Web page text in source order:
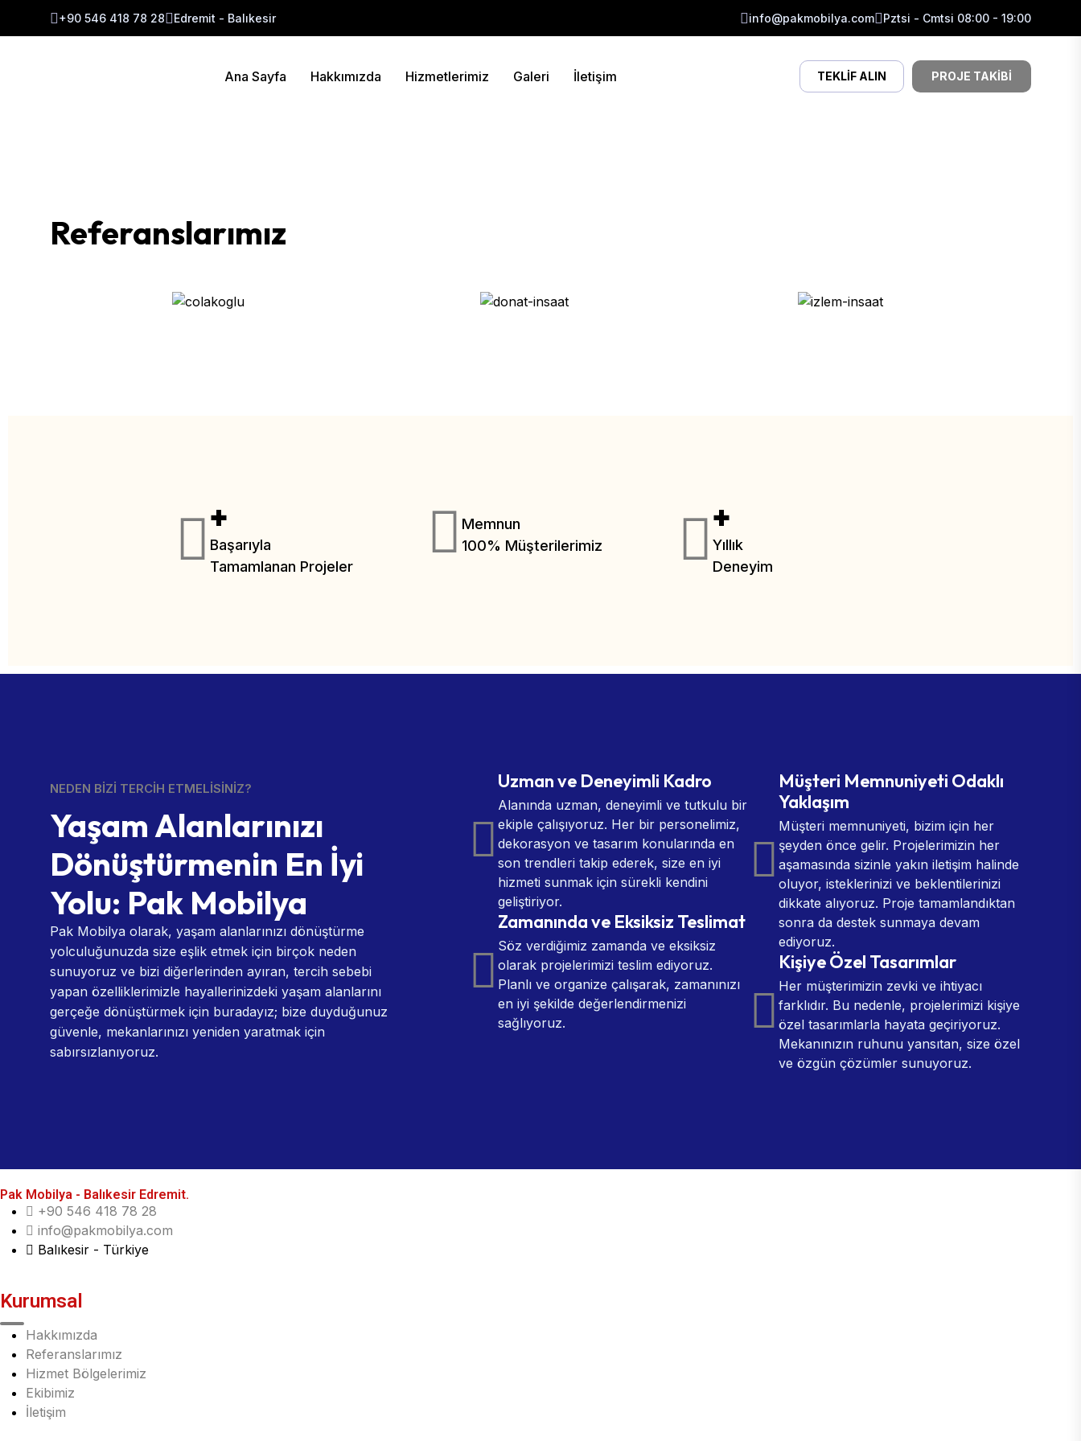
+90 546 418 78 28 Edremit - Balıkesir info@pakmobilya.com Pztsi - Cmtsi 08:00 - 19:00
Ana Sayfa Hakkımızda Hizmetlerimiz Galeri İletişim TEKLIF ALIN PROJE TAKIBI
Referanslarımız
+
Başarıyla
Tamamlanan Projeler
Memnun
100% Müşterilerimiz
+
Yıllık
Deneyim
NEDEN BIZI TERCIH ETMELISINIZ?
Yaşam Alanlarınızı
Dönüştürmenin En İyi
Yolu: Pak Mobilya
Pak Mobilya olarak, yaşam alanlarınızı dönüştürme
yolculuğunuzda size eşlik etmek için birçok neden
sunuyoruz ve bizi diğerlerinden ayıran, tercih sebebi
yapan özelliklerimizle hayallerinizdeki yaşam alanlarını
gerçeğe dönüştürmek için buradayız; bize duyduğunuz
güvenle, mekanlarınızı yeniden yaratmak için
sabırsızlanıyoruz.
Uzman ve Deneyimli Kadro
Alanında uzman, deneyimli ve tutkulu bir
ekiple çalışıyoruz. Her bir personelimiz,
dekorasyon ve tasarım konularında en
son trendleri takip ederek, size en iyi
hizmeti sunmak için sürekli kendini
geliştiriyor.
Zamanında ve Eksiksiz Teslimat
Söz verdiğimiz zamanda ve eksiksiz
olarak projelerimizi teslim ediyoruz.
Planlı ve organize çalışarak, zamanınızı
en iyi şekilde değerlendirmenizi
sağlıyoruz.
Müşteri Memnuniyeti Odaklı
Yaklaşım
Müşteri memnuniyeti, bizim için her
şeyden önce gelir. Projelerimizin her
aşamasında sizinle yakın iletişim halinde
oluyor, isteklerinizi ve beklentilerinizi
dikkate alıyoruz. Proje tamamlandıktan
sonra da destek sunmaya devam
ediyoruz.
Kişiye Özel Tasarımlar
Her müşterimizin zevki ve ihtiyacı
farklıdır. Bu nedenle, projelerimizi kişiye
özel tasarımlarla hayata geçiriyoruz.
Mekanınızın ruhunu yansıtan, size özel
ve özgün çözümler sunuyoruz.
Pak Mobilya - Balıkesir Edremit.
+90 546 418 78 28
info@pakmobilya.com
Balıkesir - Türkiye
Kurumsal
Hakkımızda
Referanslarımız
Hizmet Bölgelerimiz
Ekibimiz
İletişim